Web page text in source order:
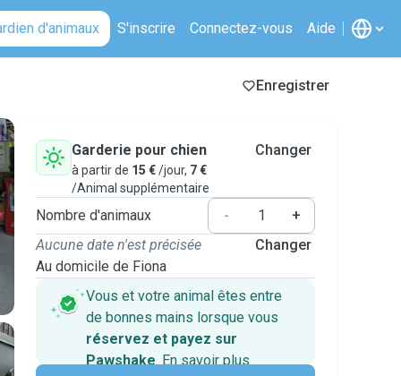
d'animaux S'inscrire Connectez-vous Aide
Enregistrer
Garderie pour chien
à partir de 15 €/jour, 7 €
/Animal supplémentaire
Changer
Nombre d'animaux -
+
Aucune date n'est précisée
Au domicile de Fiona
Changer
Vous et votre animal êtes entre
de bonnes mains lorsque vous
réservez et payez sur
Pawshake. En savoir plus
Paiements sécurisés